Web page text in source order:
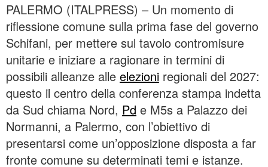
PALERMO (ITALPRESS) – Un momento di
riflessione comune sulla prima fase del governo
Schifani, per mettere sul tavolo contromisure
unitarie e iniziare a ragionare in termini di
possibili alleanze alle elezioni regionali del 2027:
questo il centro della conferenza stampa indetta
da Sud chiama Nord, Pd e M5s a Palazzo dei
Normanni, a Palermo, con l’obiettivo di
presentarsi come un’opposizione disposta a far
fronte comune su determinati temi e istanze.